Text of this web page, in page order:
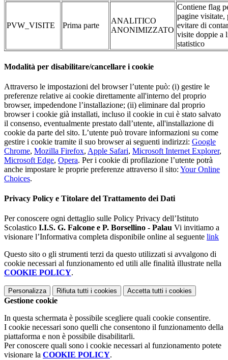
PVW_VISITE Prima parte
ANALITICO
ANONIMIZZATO
Contiene flag
pagine visitate,
evitare di
visite doppie a
statistico
Modalità per disabilitare/cancellare i cookie
Attraverso le impostazioni del browser l’utente può: (i) gestire le
preferenze relative ai cookie direttamente all'interno del proprio
browser, impedendone l’installazione; (ii) eliminare dal proprio
browser i cookie già installati, incluso il cookie in cui è stato salvato
il consenso, eventualmente prestato dall’utente, all'installazione di
cookie da parte del sito. L’utente può trovare informazioni su come
gestire i cookie tramite il suo browser ai seguenti indirizzi: Google
Chrome, Mozilla Firefox, Apple Safari, Microsoft Internet Explorer,
Microsoft Edge, Opera. Per i cookie di profilazione l’utente potrà
anche impostare le proprie preferenze attraverso il sito: Your Online
Choices.
Privacy Policy e Titolare del Trattamento dei Dati
Per conoscere ogni dettaglio sulle Policy Privacy dell’Istituto
Scolastico I.I.S. G. Falcone e P. Borsellino - Palau Vi invitiamo a
visionare l’Informativa completa disponibile online al seguente link
Questo sito o gli strumenti terzi da questo utilizzati si avvalgono di
cookie necessari al funzionamento ed utili alle finalità illustrate nella
COOKIE POLICY.
Personalizza Rifiuta tutti i cookies Accetta tutti i cookies
Gestione cookie
In questa schermata è possibile scegliere quali cookie consentire.
I cookie necessari sono quelli che consentono il funzionamento della
piattaforma e non è possibile disabilitarli.
Per conoscere quali sono i cookie necessari al funzionamento potete
visionare la COOKIE POLICY.